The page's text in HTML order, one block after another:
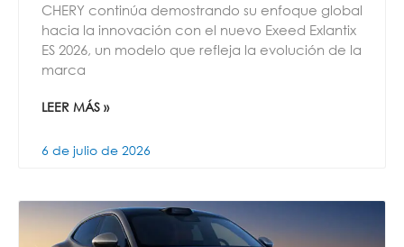
CHERY continúa demostrando su enfoque global
hacia la innovación con el nuevo Exeed Exlantix
ES 2026, un modelo que refleja la evolución de la
marca
LEER MÁS »
6 de julio de 2026